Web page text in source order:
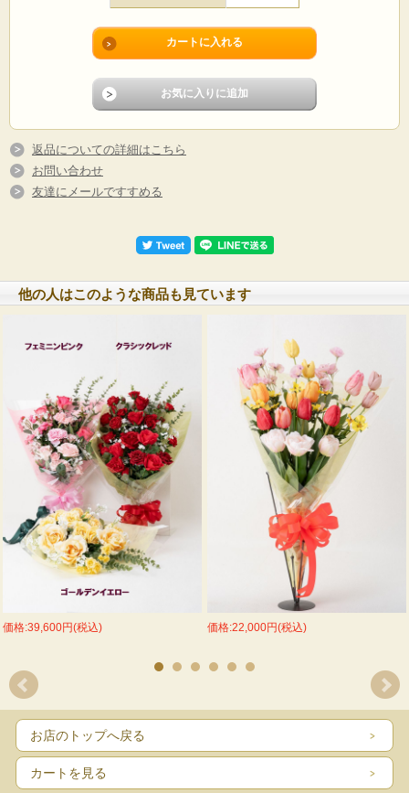
返品についての詳細はこちら
お問い合わせ
友達にメールですすめる
他の人はこのような商品も見ています
価格:39,600円(税込) 価格:22,000円(税込)
お店のトップへ戻る
カートを見る